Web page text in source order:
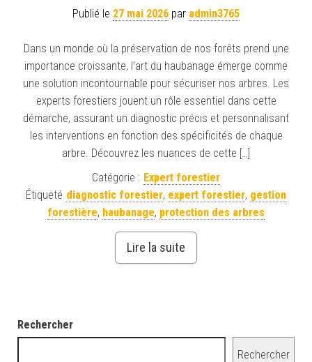
Publié le 27 mai 2026 par admin3765
Dans un monde où la préservation de nos forêts prend une
importance croissante, l’art du haubanage émerge comme
une solution incontournable pour sécuriser nos arbres. Les
experts forestiers jouent un rôle essentiel dans cette
démarche, assurant un diagnostic précis et personnalisant
les interventions en fonction des spécificités de chaque
arbre. Découvrez les nuances de cette […]
Catégorie : Expert forestier
Étiqueté diagnostic forestier, expert forestier, gestion
forestière, haubanage, protection des arbres
Lire la suite
Rechercher
Rechercher